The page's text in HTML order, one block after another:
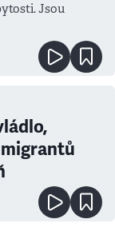
Jsou